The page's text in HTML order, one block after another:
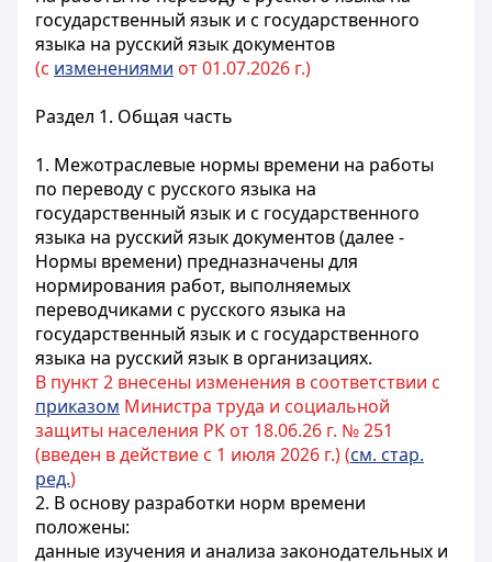
государственный язык и с государственного
языка на русский язык документов
(с изменениями от 01.07.2026 г.)
Раздел 1. Общая часть
1. Межотраслевые нормы времени на работы
по переводу с русского языка на
государственный язык и с государственного
языка на русский язык документов (далее -
Нормы времени) предназначены для
нормирования работ, выполняемых
переводчиками с русского языка на
государственный язык и с государственного
языка на русский язык в организациях.
В пункт 2 внесены изменения в соответствии с
приказом Министра труда и социальной
защиты населения РК от 18.06.26 г. № 251
(введен в действие с 1 июля 2026 г.) (см. стар.
ред.)
2. В основу разработки норм времени
положены:
данные изучения и анализа законодательных и